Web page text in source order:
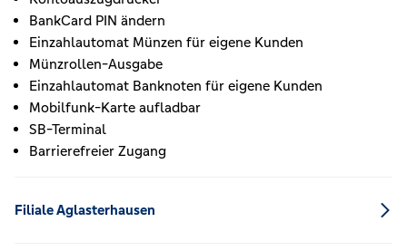
BankCard PIN ändern
Einzahlautomat Münzen für eigene Kunden
Münzrollen-Ausgabe
Einzahlautomat Banknoten für eigene Kunden
Mobilfunk-Karte aufladbar
SB-Terminal
Barrierefreier Zugang
Filiale Aglasterhausen